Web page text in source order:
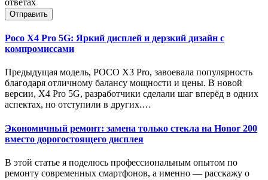
Отправить
Poco X4 Pro 5G: Яркий дисплей и дерзкий дизайн с
компромиссами
Предыдущая модель, POCO X3 Pro, завоевала популярность
благодаря отличному балансу мощности и цены. В новой
версии, X4 Pro 5G, разработчики сделали шаг вперёд в одних
аспектах, но отступили в других.…
Экономичный ремонт: замена только стекла на Honor 200
вместо дорогостоящего дисплея
В этой статье я поделюсь профессиональным опытом по
ремонту современных смартфонов, а именно — расскажу о